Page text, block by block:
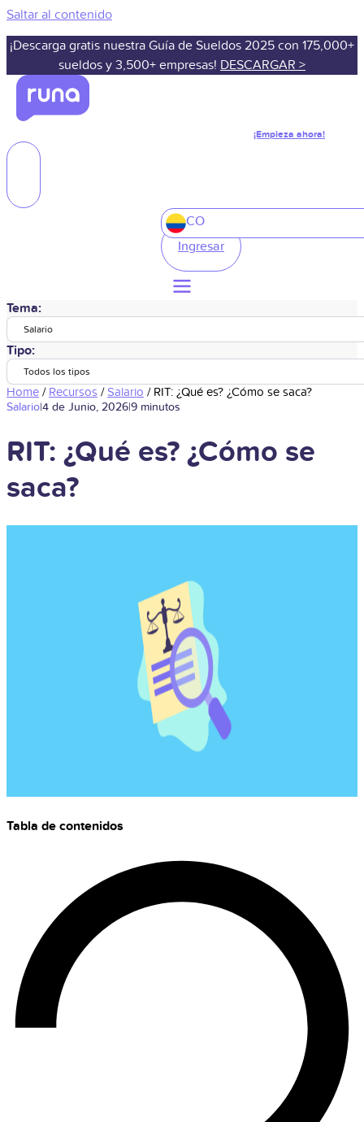
Saltar al contenido
¡Descarga gratis nuestra Guía de Sueldos 2025 con 175,000+
sueldos y 3,500+ empresas! DESCARGAR >
¡Empieza ahora!
CO
Ingresar
Tema:
Salario
Tipo:
Todos los tipos
Home / Recursos /Salario / RIT: ¿Qué es? ¿Cómo se saca?
Salario|4 de Junio, 2026|9 minutos
RIT: ¿Qué es? ¿Cómo se
saca?
Tabla de contenidos